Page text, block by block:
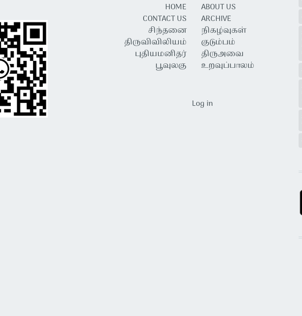
HOME
CONTACT US
சிந்தனை
திருவிவிலியம்
புதியமனிதர்
பூவுலகு
ABOUT US
ARCHIVE
நிகழ்வுகள்
குடும்பம்
திருஅவை
உறவுப்பாலம்
Log in